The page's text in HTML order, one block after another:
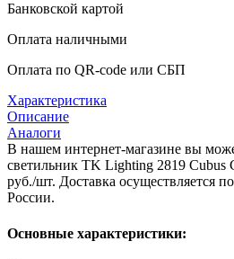
Банковской картой
Оплата наличными
Оплата по QR-code или СБП
Характеристика
Описание
Аналоги
В нашем интернет-магазине вы
светильник TK Lighting 2819 Cubus
руб./шт. Доставка осуществляется
России.
Основные характеристики: